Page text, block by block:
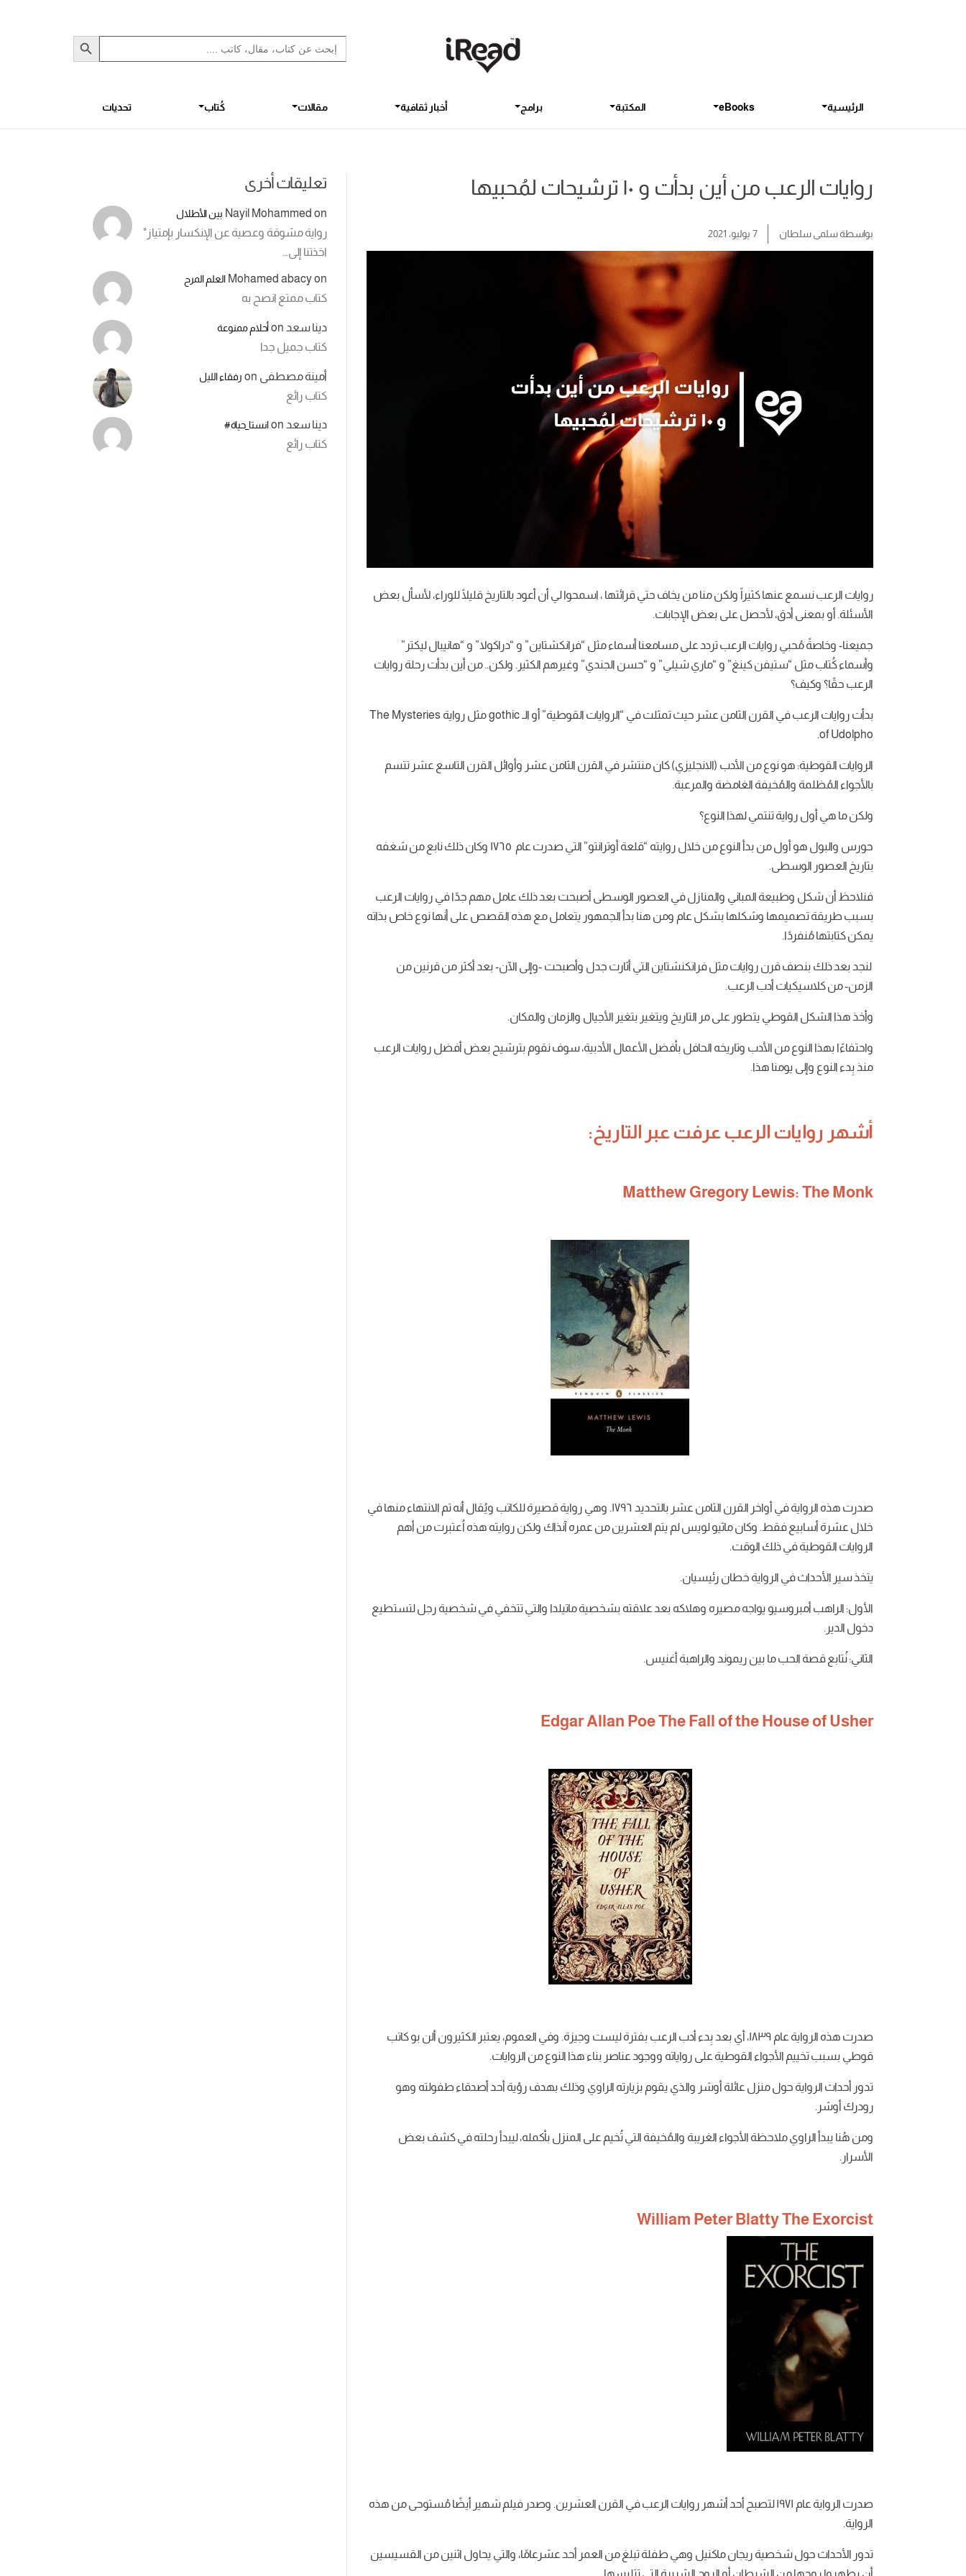
Search
for:
Search Button
الرئيسية eBooks المكتبة برامج أخبار ثقافية مقالات كُتاب تحديات
روايات الرعب من أين بدأت و ١٠ ترشيحات لمُحبيها
بواسطةسلمى سلطان 7 يوليو، 2021
روايات الرعب نسمع عنها كثيراً ولكن منا من يخاف حتي قرائتها ، اسمحوا لي أن أعود بالتاريخ قليلًا للوراء، لأسأل بعض
الأسئلة. أو بمعنى أدق، لأحصل على بعض الإجابات.
جميعنا- وخاصةً مُحبي روايات الرعب تردد على مسامعنا أسماء مثل “فرانكشتاين” و “دراكولا” و “هانيبال ليكتر”
وأسماء كُتاب مثل “ستيفن كينغ” و “ماري شيلي” و “حسن الجندي” وغيرهم الكثير. ولكن.. من أين بدأت رحلة روايات
الرعب حقًا؟ وكيف؟
بدأت روايات الرعب في القرن الثامن عشر حيث تمثلت في “الروايات القوطية” أو الـ gothic مثل رواية The Mysteries
of Udolpho.
الروايات القوطية: هو نوع من الأدب (الانجليزي) كان منتشر في القرن الثامن عشر وأوائل القرن التاسع عشر تتسم
بالأجواء المُظلمة والمُخيفة الغامضة والمرعبة.
ولكن ما هي أول رواية تنتمي لهذا النوع؟
حورس والبول هو أول من بدأ النوع من خلال روايته “قلعة أوترانتو” التي صدرت عام ١٧٦٥ وكان ذلك نابع من شغفه
بتاريخ العصور الوسطى.
فنلاحظ أن شكل وطبيعة المباني والمنازل في العصور الوسطى أصبحت بعد ذلك عامل مهم جدًا في روايات الرعب
بسبب طريقة تصميمها وشكلها بشكل عام ومن هنا بدأ الجمهور يتعامل مع هذه القصص على أنها نوع خاص بذاته
يمكن كتابتها مُنفردًا.
لنجد بعد ذلك بنصف قرن روايات مثل فرانكنشتاين التي أثارت جدل وأصبحت -وإلى الآن- بعد أكثر من قرنين من
الزمن- من كلاسيكيات أدب الرعب.
وأخذ هذا الشكل القوطي يتطور على مر التاريخ ويتغير بتغير الأجيال والزمان والمكان.
واحتفاءًا بهذا النوع من الأدب وتاريخه الحافل بأفضل الأعمال الأدبية، سوف نقوم بترشيح بعض أفضل روايات الرعب
منذ بِدء النوع وإلى يومنا هذا.
أشهر روايات الرعب عرفت عبر التاريخ:
Matthew Gregory Lewis: The Monk
صدرت هذه الرواية في أواخر القرن الثامن عشر بالتحديد ١٧٩٦. وهي رواية قصيرة للكاتب ويُقال أنه تم الانتهاء منها في
خلال عشرة أسابيع فقط. وكان ماثيو لويس لم يتم العشرين من عمره آنذاك ولكن روايته هذه اُعتبرت من أهم
الروايات القوطية في ذلك الوقت.
يتخذ سير الأحداث في الرواية خطان رئيسيان.
الأول: الراهب أمبروسيو يواجه مصيره وهلاكه بعد علاقته بشخصية ماتيلدا والتي تتخفي في شخصية رجل لتستطيع
دخول الدير.
الثاني: نُتابع قصة الحب ما بين ريموند والراهبة أغنيس.
Edgar Allan Poe The Fall of the House of Usher
صدرت هذه الرواية عام ١٨٣٩، أي بعد بِدء أدب الرعب بفترة ليست وجيزة. وفي العموم، يعتبر الكثيرون ألن بو كاتب
قوطي بسبب تخييم الأجواء القوطية على رواياته ووجود عناصر بناء هذا النوع من الروايات.
تدور أحداث الرواية حول منزل عائلة أوشر والذي يقوم بزيارته الراوي وذلك بهدف رؤية أحد أصدقاء طفولته وهو
رودرك أوشر.
ومن هُنا يبدأ الراوي ملاحظة الأجواء الغريبة والمُخيفة التي تُخيم على المنزل بأكمله، ليبدأ رحلته في كشف بعض
الأسرار.
William Peter Blatty The Exorcist
صدرت الرواية عام ١٩٧١ لتصبح أحد أشهر روايات الرعب في القرن العشرين. وصدر فيلم شهير أيضًا مُستوحى من هذه
الرواية.
تدور الأحداث حول شخصية ريجان ماكنيل وهي طفلة تبلغ من العمر أحد عشرعامًا، والتي يحاول اثنين من القسيسين
أن يطهروا روحها من الشيطان أو الروح الشريرة التي تتلبسها.
تعليقات أخرى
Nayil Mohammed on بين الأطلال
رواية مشوقة وعصية عن الإنكسار بإمتياز"
اخذتنا إلى…
Mohamed abacyon العلم المرح
كتاب ممتع انصح به
دينا سعد onأحلام ممنوعة
كتاب جميل جدا
أمينة مصطفى on رفقاء الليل
كتاب رائع
دينا سعد onانستا_حياة#
كتاب رائع